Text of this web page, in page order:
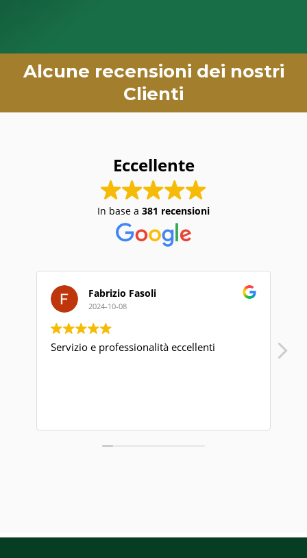
Alcune recensioni dei nostri
Clienti
Eccellente
In base a 381 recensioni
Fabrizio Fasoli
2024-10-08
Servizio e professionalità eccellenti